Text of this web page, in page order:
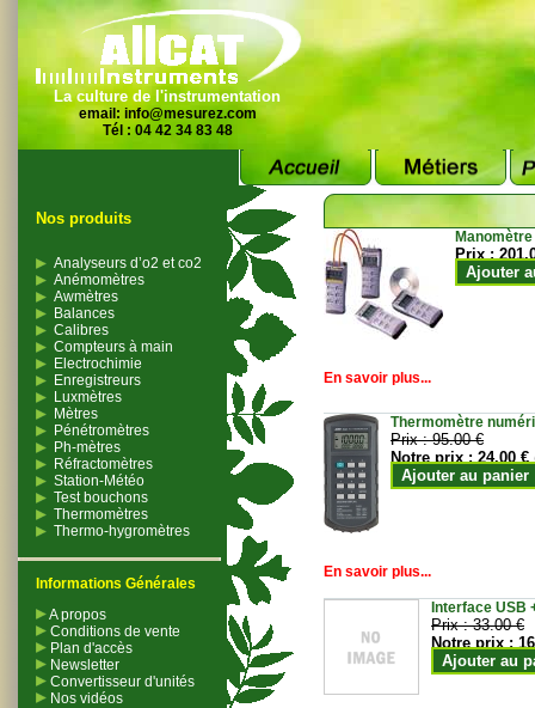
La culture de l'instrumentation
email: info@mesurez.com
Tél : 04 42 34 83 48
Nos produits
Analyseurs d’o2 et co2
Anémomètres
Awmètres
Balances
Calibres
Compteurs à main
Electrochimie
Enregistreurs
Luxmètres
Mètres
Pénétromètres
Ph-mètres
Réfractomètres
Station-Météo
Test bouchons
Thermomètres
Thermo-hygromètres
Informations Générales
A propos
Conditions de vente
Plan d'accès
Newsletter
Convertisseur d'unités
Nos vidéos
Prix :
Ajouter
En savoir plus...
Thermomètre
Prix :95.00 €
Notre prix :24.00 €
Ajouter au panier
En savoir plus...
Interface USB
Prix :33.00 €
Notre prix :
Ajouter au